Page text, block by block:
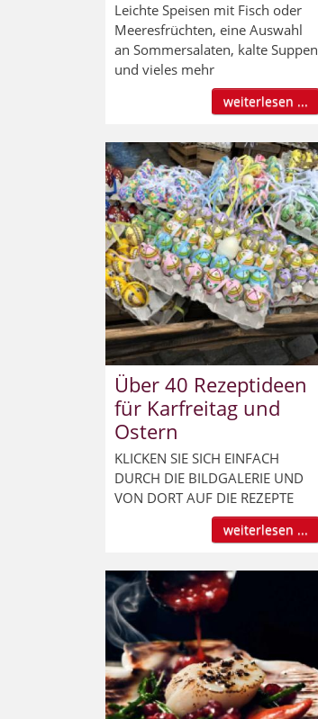
Leichte Speisen mit Fisch oder
Meeresfrüchten, eine Auswahl
an Sommersalaten, kalte Suppen
und vieles mehr
weiterlesen ...
Über 40 Rezeptideen
für Karfreitag und
Ostern
KLICKEN SIE SICH EINFACH
DURCH DIE BILDGALERIE UND
VON DORT AUF DIE REZEPTE
weiterlesen ...